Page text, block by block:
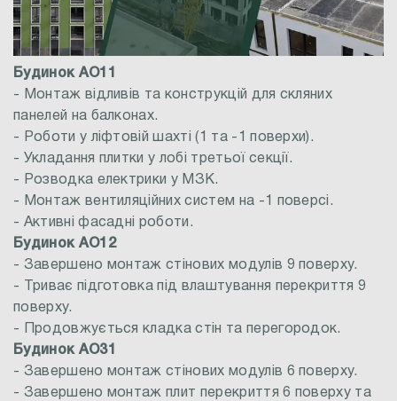
Будинок АО11
- Монтаж відливів та конструкцій для скляних
панелей на балконах.
- Роботи у ліфтовій шахті (1 та -1 поверхи).
- Укладання плитки у лобі третьої секції.
- Розводка електрики у МЗК.
- Монтаж вентиляційних систем на -1 поверсі.
- Активні фасадні роботи.
Будинок АО12
- Завершено монтаж стінових модулів 9 поверху.
- Триває підготовка під влаштування перекриття 9
поверху.
- Продовжується кладка стін та перегородок.
Будинок АО31
- Завершено монтаж стінових модулів 6 поверху.
- Завершено монтаж плит перекриття 6 поверху та